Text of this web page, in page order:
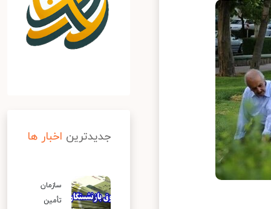
جدیدترین اخبار ها
سازمان
تأمین